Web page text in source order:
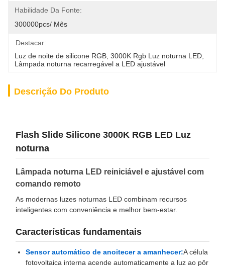
Habilidade Da Fonte:
300000pcs/ Mês
Destacar:
Luz de noite de silicone RGB 3000K Rgb Luz noturna LED
Lâmpada noturna recarregável a LED ajustável
Descrição Do Produto
Flash Slide Silicone 3000K RGB LED Luz
noturna
Lâmpada noturna LED reiniciável e ajustável com
comando remoto
As modernas luzes noturnas LED combinam recursos
inteligentes com conveniência e melhor bem-estar.
Características fundamentais
Sensor automático de anoitecer a amanhecer:A célula
fotovoltaica interna acende automaticamente a luz ao pôr